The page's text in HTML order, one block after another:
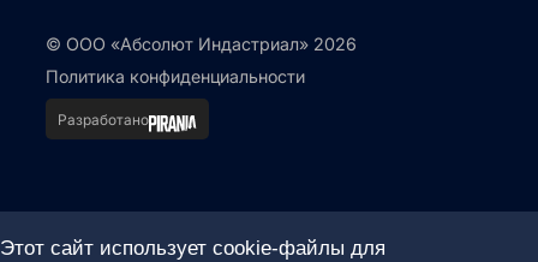
© ООО «Абсолют Индастриал» 2026
Политика конфиденциальности
Разработано
Этот сайт использует cookie-файлы для